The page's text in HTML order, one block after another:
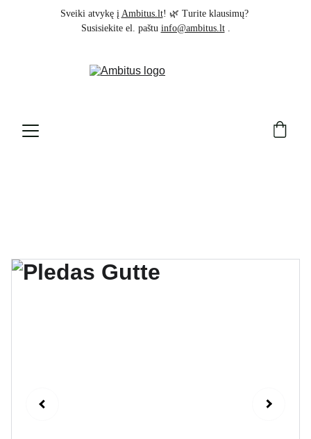
Sveiki atvykę į Ambitus.lt! 🌿 Turite klausimų?
Susisiekite el. paštu info@ambitus.lt .